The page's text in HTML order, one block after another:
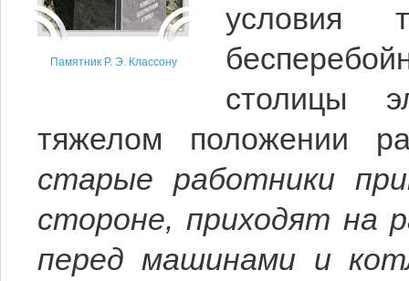
Памятник Р. Э. Классону
условия
столицы
тяжелом положении
старые работники
стороне, приходят на
перед машинами и